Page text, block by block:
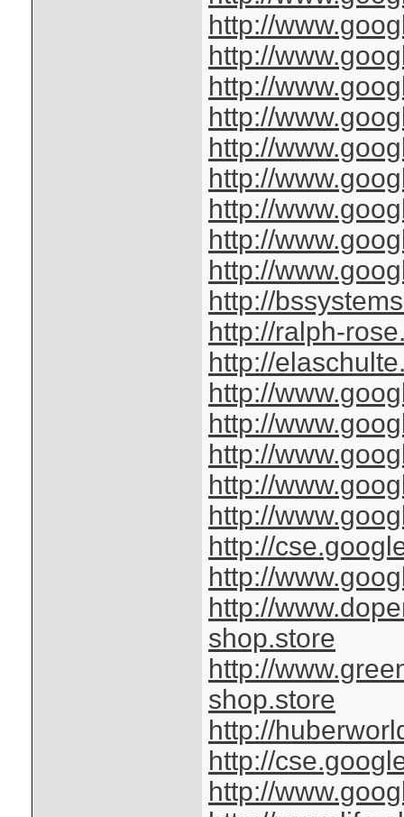
http://
http://
http://
http://
http://
http://
http://
http://
http://
http://
http://ralph-
http://
http://
http://
http://
http://
http://
http://
http://
http://
shop.store
http://
shop.store
http://
http://
http://